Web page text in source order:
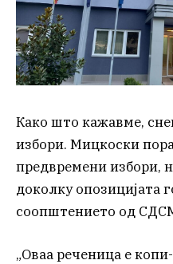
Како што кажавме,
избори. Мицкоски
предвремени избори,
доколку опозицијата
соопштението од
„Оваа реченица е